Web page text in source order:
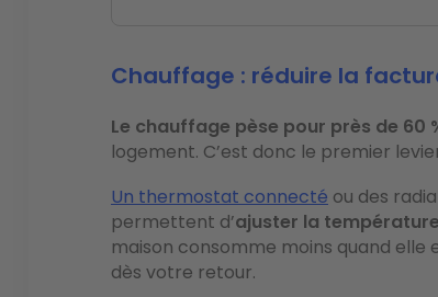
Chauffage : réduire la
Le chauffage pèse pour près de
logement. C’est donc le premier
Un thermostat connecté ou des
permettent d’ajuster la
maison consomme moins quand
dès votre retour.